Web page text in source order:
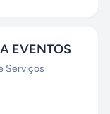
EVENTOS
Serviços